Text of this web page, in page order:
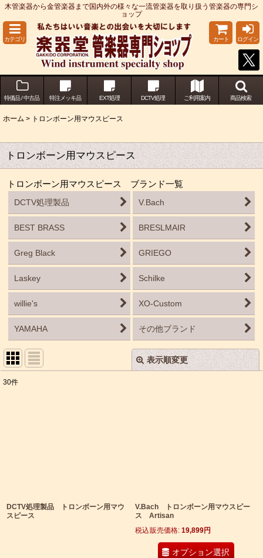
木管楽器から金管楽器まで国内外の様々な一流管楽器を取り扱う管楽器の専門シ
ョップ
カテゴリ カート ログイン
特価品 / 中古品 特注メッキ品 EXT処理 DCTV処理 ご利用案内 商品検索
ホーム > トロンボーン用マウスピース
トロンボーン用マウスピース
トロンボーン用マウスピース ブランド一覧
DCTV処理製品
V.Bach
BEST BRASS BRESLMAIR
Greg Black GRIEGO
Laskey Schilke
willie's XO-Custom
YAMAHA その他ブランド
表示順変更 閉じる
30件
DCTV処理製品 トロンボーン用マウ
スピース
V.Bach トロンボーン用マウスピー
ス Artisan
税込
: 19,899円
オプション選択